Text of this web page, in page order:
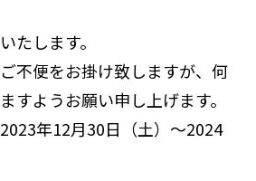
たします。
不便をお掛け致しますが、何
すようお願い申し上げます。
年12月30日（土）～2024